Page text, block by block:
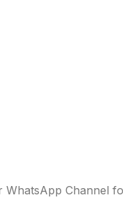
WhatsApp Channel